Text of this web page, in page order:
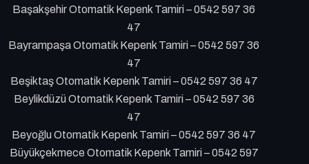
Başakşehir Otomatik Kepenk Tamiri – 0542 597 36
47
Bayrampaşa Otomatik Kepenk Tamiri – 0542 597 36
47
Beşiktaş Otomatik Kepenk Tamiri – 0542 597 36 47
Beylikdüzü Otomatik Kepenk Tamiri – 0542 597 36
47
Beyoğlu Otomatik Kepenk Tamiri – 0542 597 36 47
Büyükçekmece Otomatik Kepenk Tamiri – 0542 597